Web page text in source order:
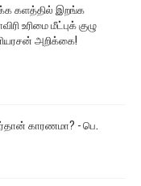
களத்தில் இறங்க
உரிமை மீட்புக் குழு
அறிக்கை!
காரணமா? - பெ.